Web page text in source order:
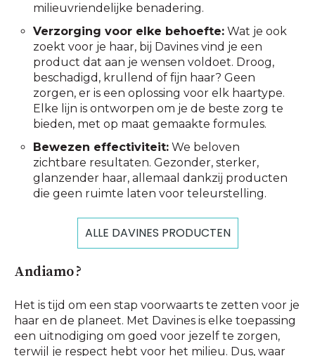
milieuvriendelijke benadering.
Verzorging voor elke behoefte: Wat je ook
zoekt voor je haar, bij Davines vind je een
product dat aan je wensen voldoet. Droog,
beschadigd, krullend of fijn haar? Geen
zorgen, er is een oplossing voor elk haartype.
Elke lijn is ontworpen om je de beste zorg te
bieden, met op maat gemaakte formules.
Bewezen effectiviteit: We beloven
zichtbare resultaten. Gezonder, sterker,
glanzender haar, allemaal dankzij producten
die geen ruimte laten voor teleurstelling.
ALLE DAVINES PRODUCTEN
Andiamo ?
Het is tijd om een stap voorwaarts te zetten voor je
haar en de planeet. Met Davines is elke toepassing
een uitnodiging om goed voor jezelf te zorgen,
terwijl je respect hebt voor het milieu. Dus, waar